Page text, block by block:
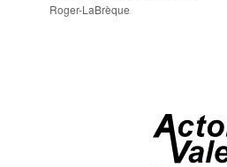
Roger-LaBrèque